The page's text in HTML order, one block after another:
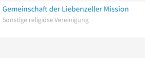
Gemeinschaft der Liebenzeller Mission
Sonstige religiöse Vereinigung